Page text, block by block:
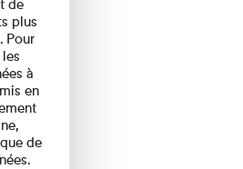
de
plus
Pour
à
en
de